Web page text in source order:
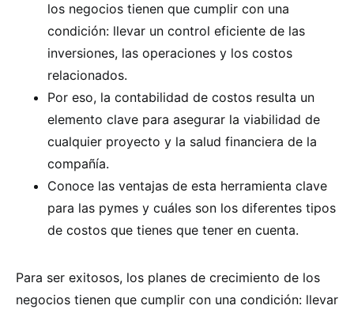
los negocios tienen que cumplir con una
condición: llevar un control eficiente de las
inversiones, las operaciones y los costos
relacionados.
Por eso, la contabilidad de costos resulta un
elemento clave para asegurar la viabilidad de
cualquier proyecto y la salud financiera de la
compañía.
Conoce las ventajas de esta herramienta clave
para las pymes y cuáles son los diferentes tipos
de costos que tienes que tener en cuenta.
Para ser exitosos, los planes de crecimiento de los
negocios tienen que cumplir con una condición: llevar